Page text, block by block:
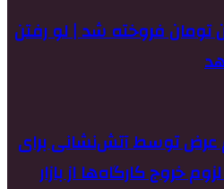
میلیون تومان فروخته شد | لو رفتن
عرض توسط آتش‌نشانی برای
خروج کارگاه‌ها از بازار